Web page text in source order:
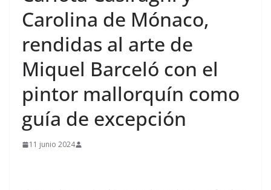
Carolina de Mónaco,
rendidas al arte de
Miquel Barceló con el
pintor mallorquín como
guía de excepción
11 junio 2024